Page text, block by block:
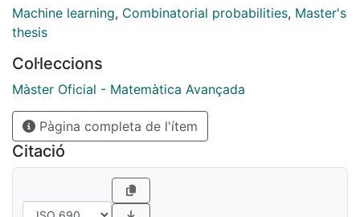
strategies for BLDMs, paving the way for future
advancements in generative modeling.
Machine learning, Combinatorial probabilities, Master's
thesis
Col·leccions
Màster Oficial - Matemàtica Avançada
Pàgina completa de l'ítem
Citació